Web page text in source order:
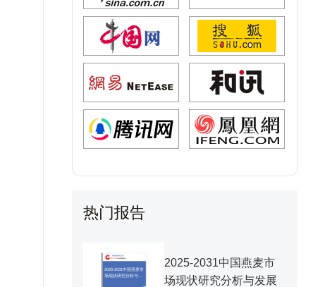
热门报告
2025-2031中国燕麦市
场现状研究分析与发
2025-2031中国燕麦市
场现状研究分析与发展